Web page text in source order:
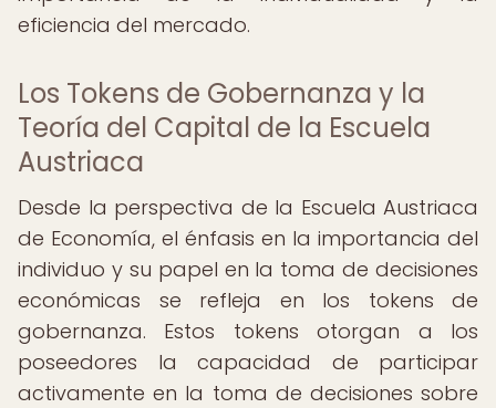
eficiencia del mercado.
Los Tokens de Gobernanza y la
Teoría del Capital de la Escuela
Austriaca
Desde la perspectiva de la Escuela Austriaca
de Economía, el énfasis en la importancia del
individuo y su papel en la toma de decisiones
económicas se refleja en los tokens de
gobernanza. Estos tokens otorgan a los
poseedores la capacidad de participar
activamente en la toma de decisiones sobre